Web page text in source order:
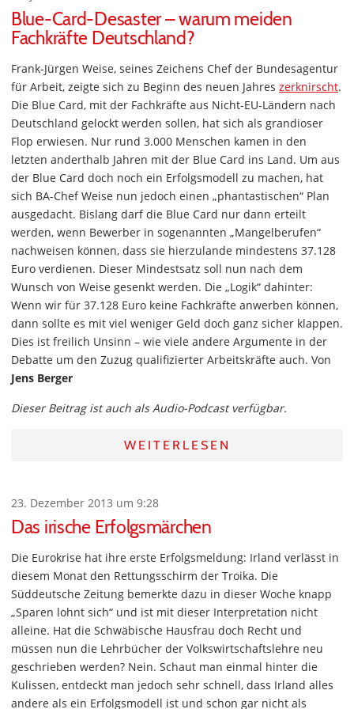
Blue-Card-Desaster – warum meiden
Fachkräfte Deutschland?
Frank-Jürgen Weise, seines Zeichens Chef der Bundesagentur
für Arbeit, zeigte sich zu Beginn des neuen Jahres zerknirscht.
Die Blue Card, mit der Fachkräfte aus Nicht-EU-Ländern nach
Deutschland gelockt werden sollen, hat sich als grandioser
Flop erwiesen. Nur rund 3.000 Menschen kamen in den
letzten anderthalb Jahren mit der Blue Card ins Land. Um aus
der Blue Card doch noch ein Erfolgsmodell zu machen, hat
sich BA-Chef Weise nun jedoch einen „phantastischen“ Plan
ausgedacht. Bislang darf die Blue Card nur dann erteilt
werden, wenn Bewerber in sogenannten „Mangelberufen“
nachweisen können, dass sie hierzulande mindestens 37.128
Euro verdienen. Dieser Mindestsatz soll nun nach dem
Wunsch von Weise gesenkt werden. Die „Logik“ dahinter:
Wenn wir für 37.128 Euro keine Fachkräfte anwerben können,
dann sollte es mit viel weniger Geld doch ganz sicher klappen.
Dies ist freilich Unsinn – wie viele andere Argumente in der
Debatte um den Zuzug qualifizierter Arbeitskräfte auch. Von
Jens Berger
Dieser Beitrag ist auch als Audio-Podcast verfügbar.
WEITERLESEN
23. Dezember 2013 um 9:28
Das irische Erfolgsmärchen
Die Eurokrise hat ihre erste Erfolgsmeldung: Irland verlässt in
diesem Monat den Rettungsschirm der Troika. Die
Süddeutsche Zeitung bemerkte dazu in dieser Woche knapp
„Sparen lohnt sich“ und ist mit dieser Interpretation nicht
alleine. Hat die Schwäbische Hausfrau doch Recht und
müssen nun die Lehrbücher der Volkswirtschaftslehre neu
geschrieben werden? Nein. Schaut man einmal hinter die
Kulissen, entdeckt man jedoch sehr schnell, dass Irland alles
andere als ein Erfolgsmodell ist und schon gar nicht als